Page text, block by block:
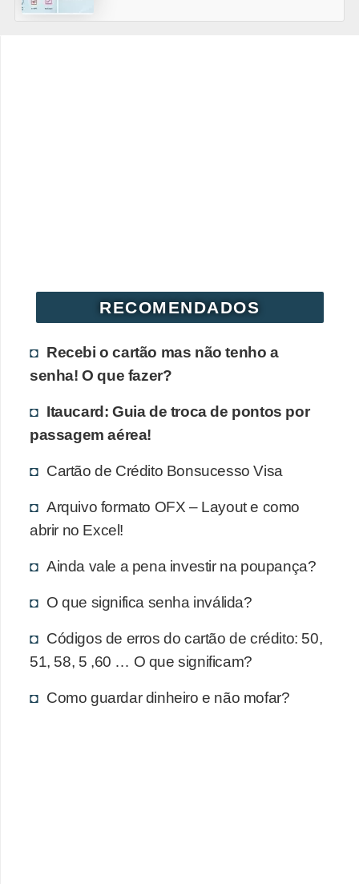
RECOMENDADOS
Recebi o cartão mas não tenho a
senha! O que fazer?
Itaucard: Guia de troca de pontos por
passagem aérea!
Cartão de Crédito Bonsucesso Visa
Arquivo formato OFX – Layout e como
abrir no Excel!
Ainda vale a pena investir na poupança?
O que significa senha inválida?
Códigos de erros do cartão de crédito: 50,
51, 58, 5 ,60 … O que significam?
Como guardar dinheiro e não mofar?
r
e
d
é
i
t
o
E
d
c
a
ã
o
f